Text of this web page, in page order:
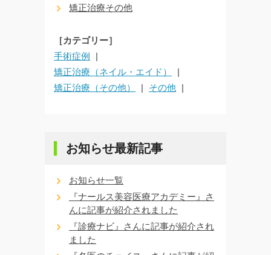
矯正治療その他
［カテゴリー］
手術症例
矯正治療（ネイル・エイド）
矯正治療（その他）
その他
お知らせ最新記事
お知らせ一覧
『ナールス美容医療アカデミー』さ
んに記事が紹介されました
『診療ナビ』さんに記事が紹介され
ました